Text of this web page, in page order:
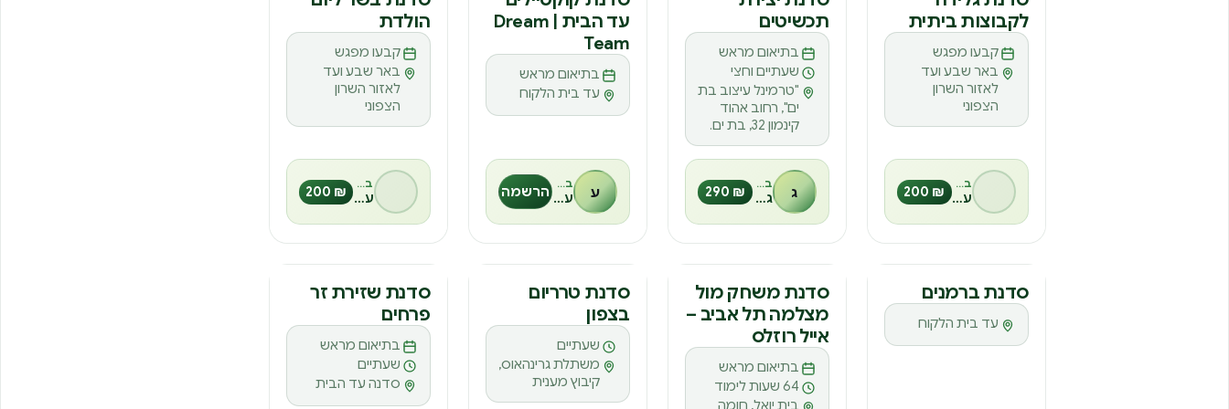
ס
לקבוצות ביתית
קבעו מפגש
באר שבע ועד
לאזור השרון
הצפוני
₪ 200
ס
תכשיטים
בתיאום מראש
שעתיים וחצי
"טרמינל עיצוב בת
ים", רחוב אהוד
קינמון 32, בת ים.
ג ₪ 290
ס
עד הבית | Dream
Team
בתיאום מראש
עד בית הלקוח
ע הרשמה
ס
הולדת
קבעו מפגש
באר שבע ועד
לאזור השרון
הצפוני
₪ 200
ס
סדנת ברמנים
עד בית הלקוח ס
סדנת משחק מול
מצלמה תל אביב –
אייל רוזלס
בתיאום מראש
64 שעות לימוד
בית יואל, חומה
ס
סדנת טרריום
בצפון
שעתיים
משתלת גרינהאוס,
קיבוץ מענית
ס
סדנת שזירת זר
פרחים
בתיאום מראש
שעתיים
סדנה עד הבית